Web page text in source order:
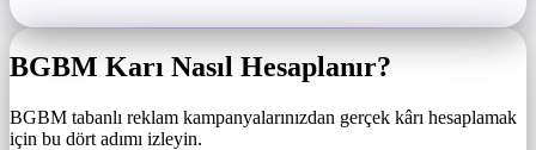
BGBM Karı Nasıl Hesaplanır?
BGBM tabanlı reklam kampanyalarınızdan gerçek kârı hesaplamak
için bu dört adımı izleyin.